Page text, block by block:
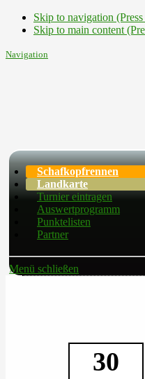
Skip to navigation
Skip to main content
Navigation
Schafkopfrennen
Landkarte
Turnier eintragen
Auswertprogramm
Punktelisten
Partner
Menü schließen
30